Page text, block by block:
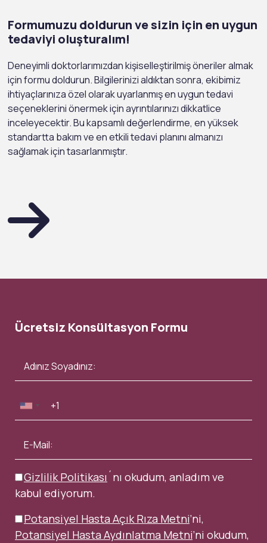
Formumuzu doldurun ve sizin için en uygun
tedaviyi oluşturalım!
Deneyimli doktorlarımızdan kişiselleştirilmiş öneriler almak
için formu doldurun. Bilgilerinizi aldıktan sonra, ekibimiz
ihtiyaçlarınıza özel olarak uyarlanmış en uygun tedavi
seçeneklerini önermek için ayrıntılarınızı dikkatlice
inceleyecektir. Bu kapsamlı değerlendirme, en yüksek
standartta bakım ve en etkili tedavi planını almanızı
sağlamak için tasarlanmıştır.
Ücretsiz Konsültasyon Formu
Gizlilik Politikası ´nı okudum, anladım ve
kabul ediyorum.
Potansiyel Hasta Açık Rıza Metni’ni,
Potansiyel Hasta Aydınlatma Metni’ni okudum,